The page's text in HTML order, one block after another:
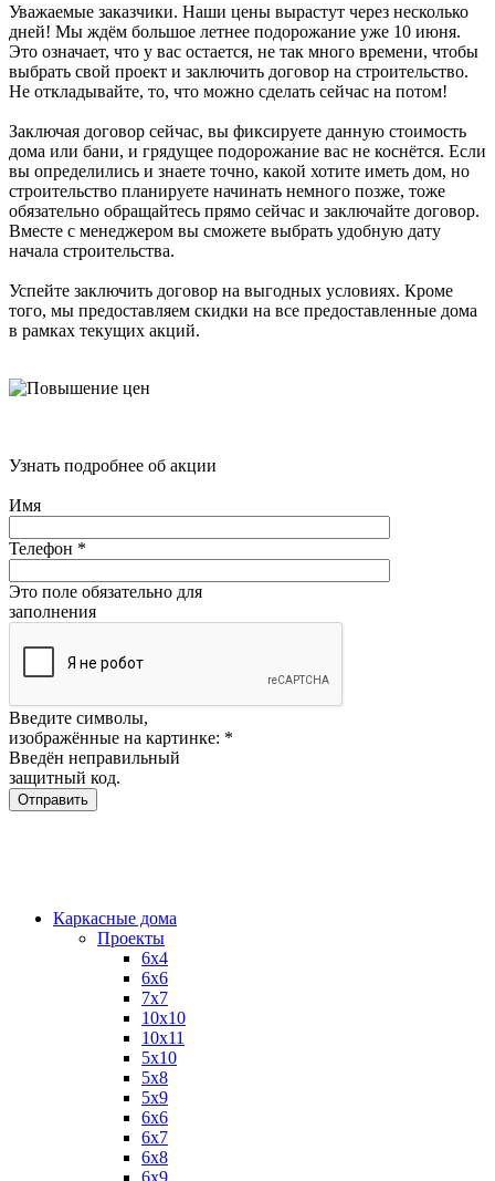
Уважаемые заказчики. Наши цены вырастут через несколько
дней! Мы ждём большое летнее подорожание уже 10 июня.
Это означает, что у вас остается, не так много времени, чтобы
выбрать свой проект и заключить договор на строительство.
Не откладывайте, то, что можно сделать сейчас на потом!
Заключая договор сейчас, вы фиксируете данную стоимость
дома или бани, и грядущее подорожание вас не коснётся. Если
вы определились и знаете точно, какой хотите иметь дом, но
строительство планируете начинать немного позже, тоже
обязательно обращайтесь прямо сейчас и заключайте договор.
Вместе с менеджером вы сможете выбрать удобную дату
начала строительства.
Успейте заключить договор на выгодных условиях. Кроме
того, мы предоставляем скидки на все предоставленные дома
в рамках текущих акций.
Узнать подробнее об акции
Имя
Телефон *
Это поле обязательно для
заполнения
Введите символы,
изображённые на картинке: *
Введён неправильный
защитный код.
Каркасные дома
Проекты
6х4
6х6
7х7
10х10
10х11
5х10
5х8
5х9
6x6
6x7
6x8
6x9